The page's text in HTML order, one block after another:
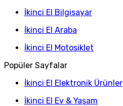
İkinci El Bilgisayar
İkinci El Araba
İkinci El Motosiklet
Popüler Sayfalar
İkinci El Elektronik Ürünler
İkinci El Ev & Yaşam